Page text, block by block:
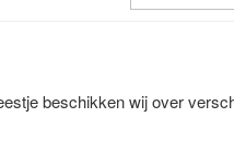
beschikken wij over